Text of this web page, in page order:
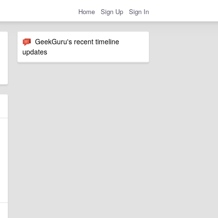
Home Sign Up Sign In
GeekGuru's recent timeline
updates